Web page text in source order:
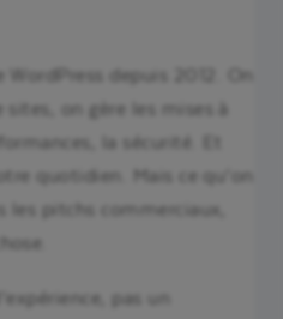
depuis 2012. On
on gère les mises à
la sécurité. Et
quotidien. Mais ce qu’on
les pitchs commerciaux,
pas un